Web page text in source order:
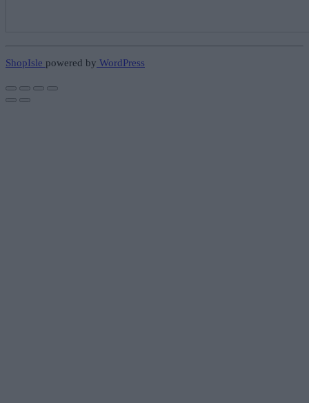
ShopIsle powered by WordPress